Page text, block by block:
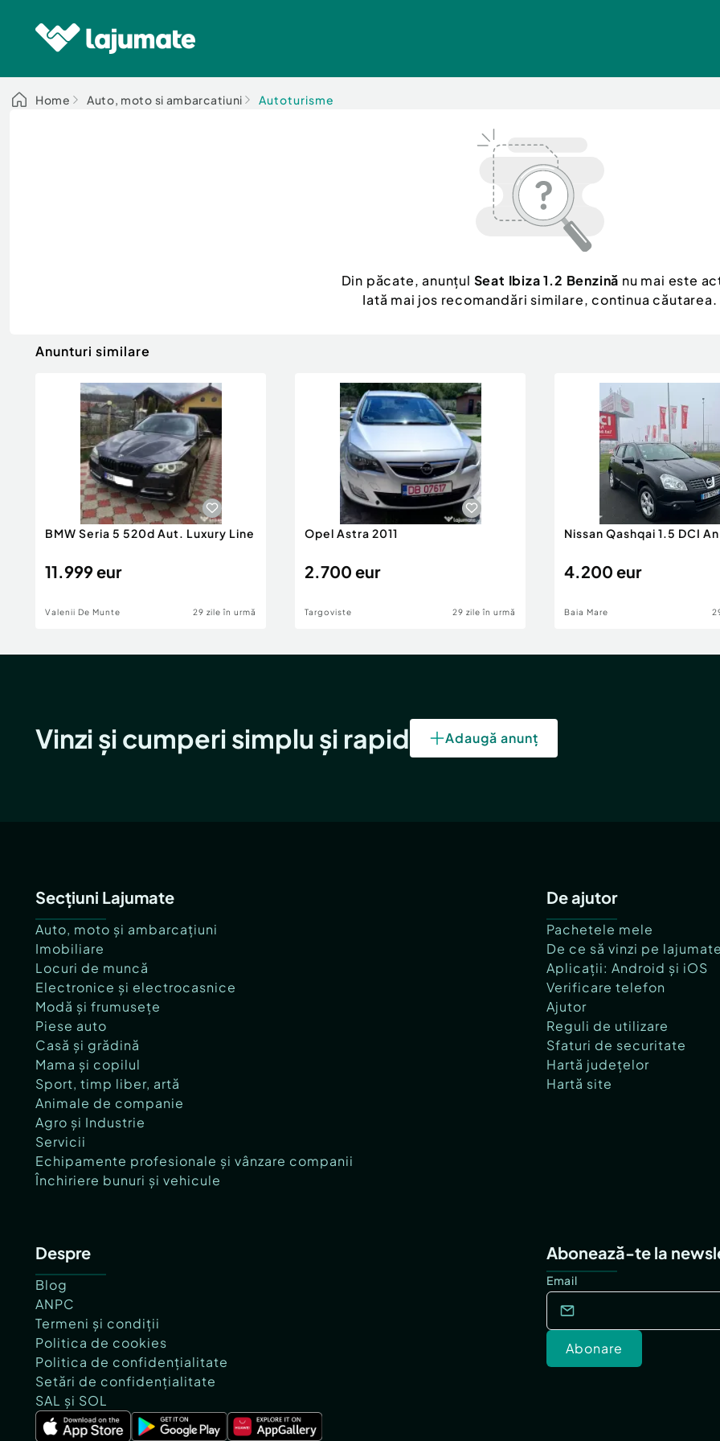
Home Auto, moto si ambarcatiuni Autoturisme
Din păcate, anunțul Seat Ibiza 1.2 Benzină nu mai este
Iată mai jos recomandări similare, continua căutarea.
Anunturi similare
BMW Seria 5 520d Aut. Luxury Line
11.999 eur
Valenii De Munte 29 zile în urmă
Opel Astra 2011
2.700 eur
Targoviste 29 zile în urmă
Nissan Qashqai 1.5 DCI
4.200 eur
Baia Mare
Vinzi și cumperi simplu și rapid Adaugă anunț
Secțiuni Lajumate
Auto, moto și ambarcațiuni
Imobiliare
Locuri de muncă
Electronice și electrocasnice
Modă și frumusețe
Piese auto
Casă și grădină
Mama și copilul
Sport, timp liber, artă
Animale de companie
Agro și Industrie
Servicii
Echipamente profesionale și vânzare companii
Închiriere bunuri și vehicule
De ajutor
Pachetele mele
De ce să vinzi pe
Aplicații: Android și iOS
Verificare telefon
Ajutor
Reguli de utilizare
Sfaturi de securitate
Hartă județelor
Hartă site
Despre
Blog
ANPC
Termeni și condiții
Politica de cookies
Politica de confidențialitate
Setări de confidențialitate
SAL și SOL
Abonează-te la
Email
Abonare